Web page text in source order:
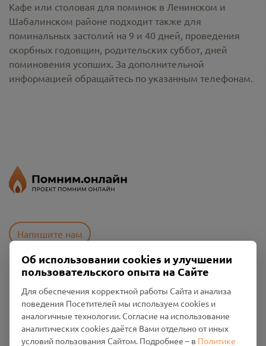
Кафе или столовая для поминок в Ленинском и
Шабалинском районе подходит также для
поминальных застолий на 9 и 40 дней, проведения
скорбных годовщин, родительских суббот, дней
поминовения усопших. За дополнительной
информацией обращайтесь по указанным телефонам.
Напишите нам
Политика конфиденциальности
Промо-материалы
Настройки cookies
Об использовании cookies и улучшении
пользовательского опыта на Сайте
Для обеспечения корректной работы Сайта и анализа
поведения Посетителей мы используем cookies и
аналогичные технологии. Согласие на использование
аналитических cookies даётся Вами отдельно от иных
условий пользования Сайтом. Подробнее – в Политике